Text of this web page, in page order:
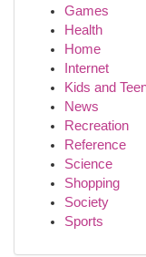
Games
Health
Home
Internet
Kids and
News
Recreation
Reference
Science
Shopping
Society
Sports